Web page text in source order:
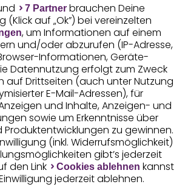
7 Partner brauchen Deine
(Klick auf „Ok”) bei vereinzelten
, um Informationen auf einem
und/oder abzurufen (IP-Adresse,
Informationen, Geräte-
Datennutzung erfolgt zum Zweck
auf Drittseiten (auch unter Nutzung
E-Mail-Adressen), für
und Inhalte, Anzeigen- und
sowie um Erkenntnisse über
Produktentwicklungen zu gewinnen.
(inkl. Widerrufsmöglichkeit)
gibt’s jederzeit
den Link Cookies ablehnen kannst
jederzeit ablehnen.